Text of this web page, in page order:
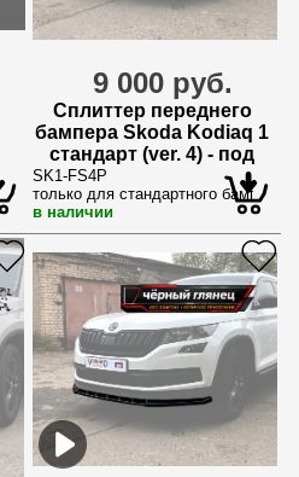
9 000 руб.
Сплиттер переднего
бампера Skoda Kodiaq 1
стандарт (ver. 4) - под
SK1-FS4P
только для стандартного бампера
в наличии